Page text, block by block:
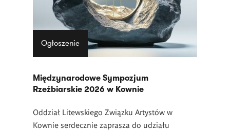
Ogłoszenie
Międzynarodowe Sympozjum
Rzeźbiarskie 2026 w Kownie
Oddział Litewskiego Związku Artystów w
Kownie serdecznie zaprasza do udziału